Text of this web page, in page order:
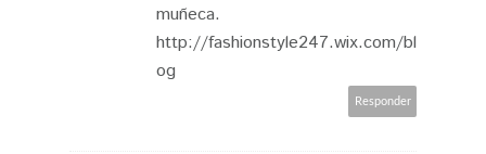
muñeca.
http://fashionstyle247.wix.com/bl
og
Responder